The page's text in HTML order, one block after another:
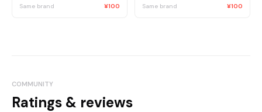
Same brand
¥100
Same brand
¥100
COMMUNITY
Ratings & reviews